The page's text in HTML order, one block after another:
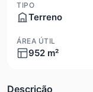
TIPO
Terreno
ÁREA ÚTIL
952 m²
Descrição